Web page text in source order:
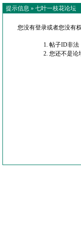
提示信息 » 七叶一枝花论坛
您没有登录或者您没有
帖子ID非法
您还不是论